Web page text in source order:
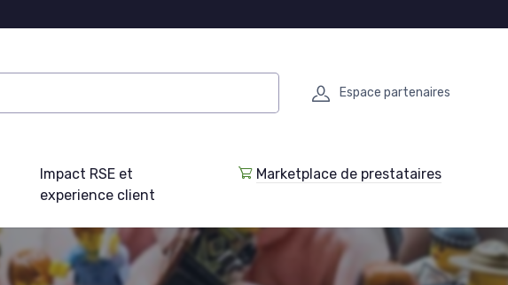
Espace partenaires
Impact RSE et
experience client
Marketplace de prestataires